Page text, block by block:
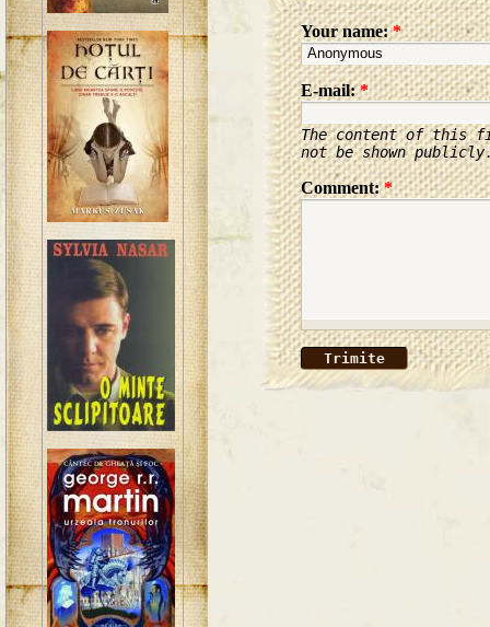
Your name:*
E-mail:*
The content of this
not be shown
Comment:*